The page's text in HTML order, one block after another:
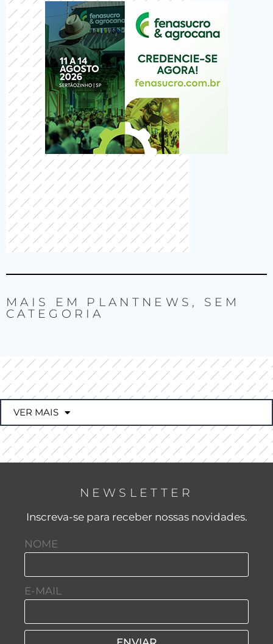
MAIS EM PLANTNEWS , SEM
CATEGORIA
VER MAIS
NEWSLETTER
Inscreva-se para receber nossas novidades.
NOME
E-MAIL